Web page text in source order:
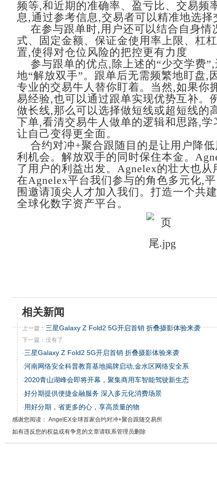
频等,和近期的准确率、盈亏比、交易频
息,通过参考信息,交易者可以精准地选择
在参与跟单时,用户还可以结合自身情
式、固定金额、保证金使用率上限、杠
置,使得对仓位风险的把控更有力度
参与跟单的优点,除上述的“少交学费
地“解放双手”。跟单后无需频繁地盯盘,
专业的交易牛人替你盯着。当然,如果你
易经验,也可以通过跟单实现优势互补。
做长线,那么可以选择做短线或超短线的
下单,看清交易牛人做单的逻辑和思路,学
让自己变得更全面。
合约对冲+聚合跟随目的是让用户降
利机会。解放双手的同时保住本金。
了用户的利益出发。Agnelex的壮大也从
在Agnelex平台我们参与的角色多元化,
围邀请顶尖人才加入我们。打造一个共
全球化数字资产平台。
相关新闻
上一篇：三星Galaxy Z Fold2 5G开启首销 折叠摄影体验来袭
下一篇：没有了
·三星Galaxy Z Fold2 5G开启首销 折叠摄影体验来袭
·河南网络安全科普教育基地揭牌启动,金水区网络安全系
·2020青山湖峰会即将开幕，聚集商用车智能驾驶新生态
·好分期提供便捷金融服务 深入多元化消费场景
· 用好分期，省更多的心，享高质量的物
感谢您阅读： AngelEX全球首家合约对冲+聚合跟随交易所
如有违反您的权益或有争意的文章请联系管理员删除